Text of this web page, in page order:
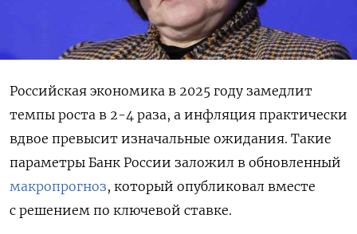
Российская экономика в 2025 году замедлит
темпы роста в 2-4 раза, а инфляция практически
вдвое превысит изначальные ожидания. Такие
параметры Банк России заложил в обновленный
макропрогноз, который опубликовал вместе
с решением по ключевой ставке.